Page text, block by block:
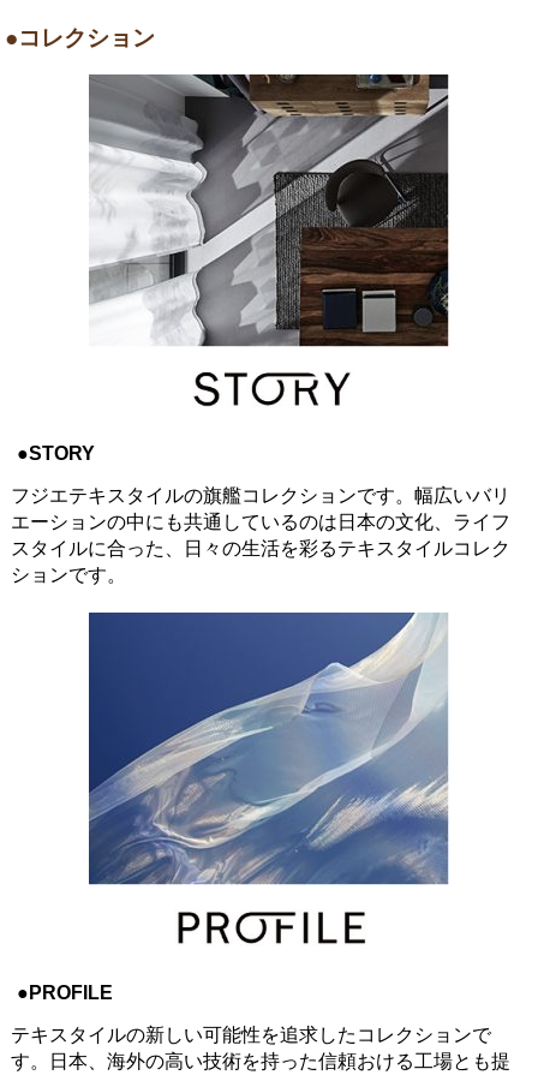
●コレクション
●STORY
フジエテキスタイルの旗艦コレクションです。幅広いバリ
エーションの中にも共通しているのは日本の文化、ライフ
スタイルに合った、日々の生活を彩るテキスタイルコレク
ションです。
●PROFILE
テキスタイルの新しい可能性を追求したコレクションで
す。日本、海外の高い技術を持った信頼おける工場とも提